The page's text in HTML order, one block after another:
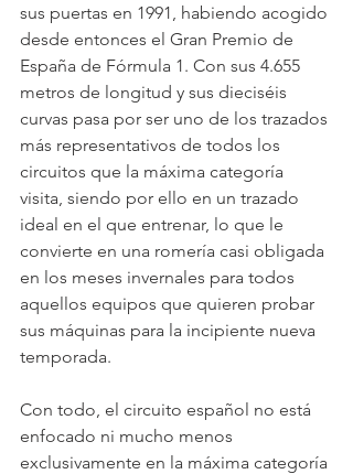
sus puertas en 1991, habiendo acogido
desde entonces el Gran Premio de
España de Fórmula 1. Con sus 4.655
metros de longitud y sus dieciséis
curvas pasa por ser uno de los trazados
más representativos de todos los
circuitos que la máxima categoría
visita, siendo por ello en un trazado
ideal en el que entrenar, lo que le
convierte en una romería casi obligada
en los meses invernales para todos
aquellos equipos que quieren probar
sus máquinas para la incipiente nueva
temporada.
Con todo, el circuito español no está
enfocado ni mucho menos
exclusivamente en la máxima categoría